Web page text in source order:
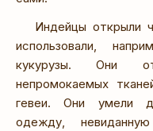
Индейцы открыли
использовали,
кукурузы. Они
непромокаемых
гевеи. Они умели
одежду,